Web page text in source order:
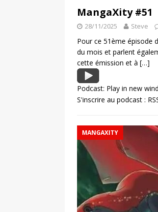
MangaXity #51
28/11/2025 Steve
Pour ce 51ème épisode
du mois et parlent
cette émission et à […]
Podcast: Play in new
S'inscrire au podcast :
MANGAXITY